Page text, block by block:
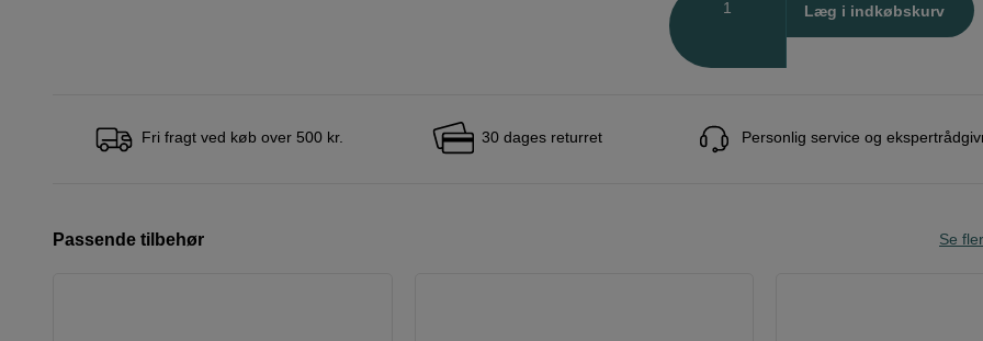
Læg i indkøbskurv
Fri fragt ved køb over 500 kr. 30 dages returret Personlig service og
Passende tilbehør Se